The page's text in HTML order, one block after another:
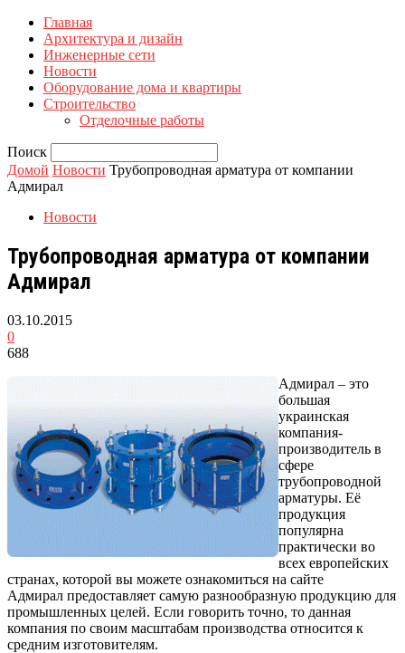
Главная
Архитектура и дизайн
Инженерные сети
Новости
Оборудование дома и квартиры
Строительство
Отделочные работы
Поиск
Домой Новости Трубопроводная арматура от компании
Адмирал
Новости
Трубопроводная арматура от компании
Адмирал
03.10.2015
0
688
Адмирал – это
большая
украинская
компания-
производитель в
сфере
трубопроводной
арматуры. Её
продукция
популярна
практически во
всех европейских
странах, которой вы можете ознакомиться на сайте
Адмирал предоставляет самую разнообразную продукцию для
промышленных целей. Если говорить точно, то данная
компания по своим масштабам производства относится к
средним изготовителям.